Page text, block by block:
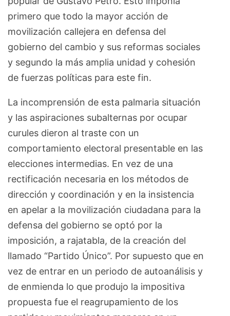
primero que todo la mayor acción de
movilización callejera en defensa del
gobierno del cambio y sus reformas sociales
y segundo la más amplia unidad y cohesión
de fuerzas políticas para este fin.
La incomprensión de esta palmaria situación
y las aspiraciones subalternas por ocupar
curules dieron al traste con un
comportamiento electoral presentable en las
elecciones intermedias. En vez de una
rectificación necesaria en los métodos de
dirección y coordinación y en la insistencia
en apelar a la movilización ciudadana para la
defensa del gobierno se optó por la
imposición, a rajatabla, de la creación del
llamado “Partido Único”. Por supuesto que en
vez de entrar en un periodo de autoanálisis y
de enmienda lo que produjo la impositiva
propuesta fue el reagrupamiento de los